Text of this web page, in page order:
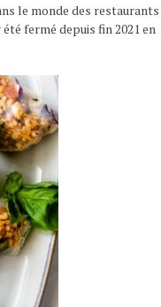
le monde des restaurants
fermé depuis fin 2021 en